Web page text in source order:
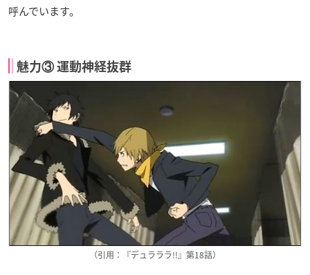
呼んでいます。
魅力③ 運動神経抜群
（引用：『デュラララ!!』第18話）